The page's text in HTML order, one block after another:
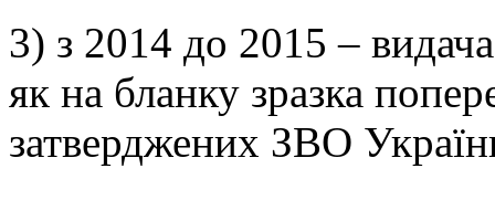
3) з 2014 до 2015 –
як на бланку зразка
затверджених ЗВО